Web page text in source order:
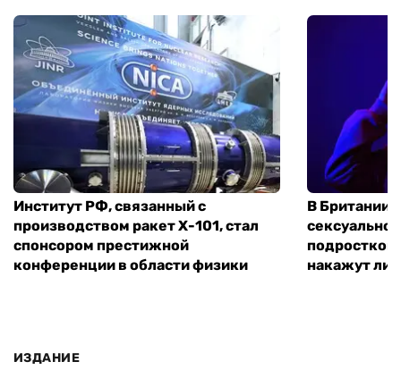
Институт РФ, связанный с
производством ракет Х-101, стал
спонсором престижной
конференции в области физики
В Британии
подростком
накажут ли
ИЗДАНИЕ